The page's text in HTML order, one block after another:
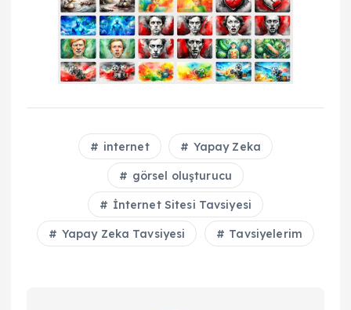
internet Yapay Zeka
görsel oluşturucu
İnternet Sitesi Tavsiyesi
Yapay Zeka Tavsiyesi Tavsiyelerim